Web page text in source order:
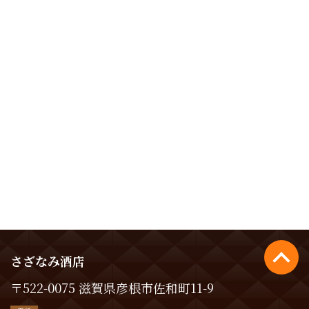
さざなみ酒店
〒522-0075 滋賀県彦根市佐和町11-9